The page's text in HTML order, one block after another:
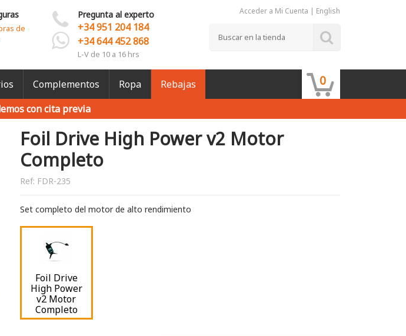
de
Pregunta al experto
+34 951 204 184
+34 644 452 868
L-V de 10 a 16 hrs
Acceder a Mi Cuenta | English
Complementos Ropa Rebajas 0
con cita previa
Foil Drive High Power v2 Motor
Completo
Ref: FDR-235
Set completo del motor de alto rendimiento
Foil Drive
High Power
v2 Motor
Completo